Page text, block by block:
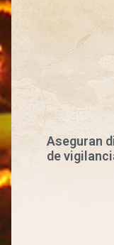
Aseguran
de